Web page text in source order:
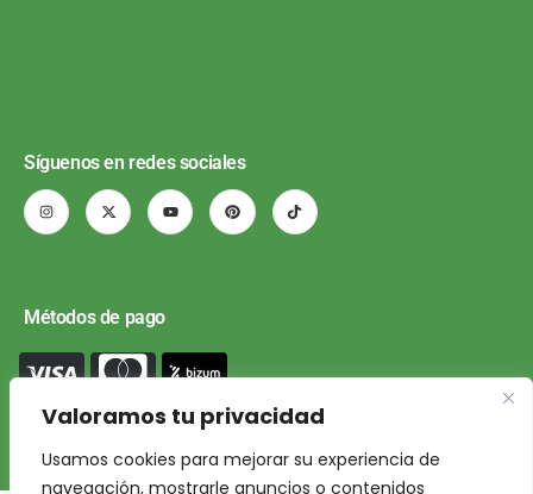
Valoramos tu privacidad
Usamos cookies para mejorar su experiencia de
navegación, mostrarle anuncios o contenidos
Síguenos en redes sociales
Métodos de pago